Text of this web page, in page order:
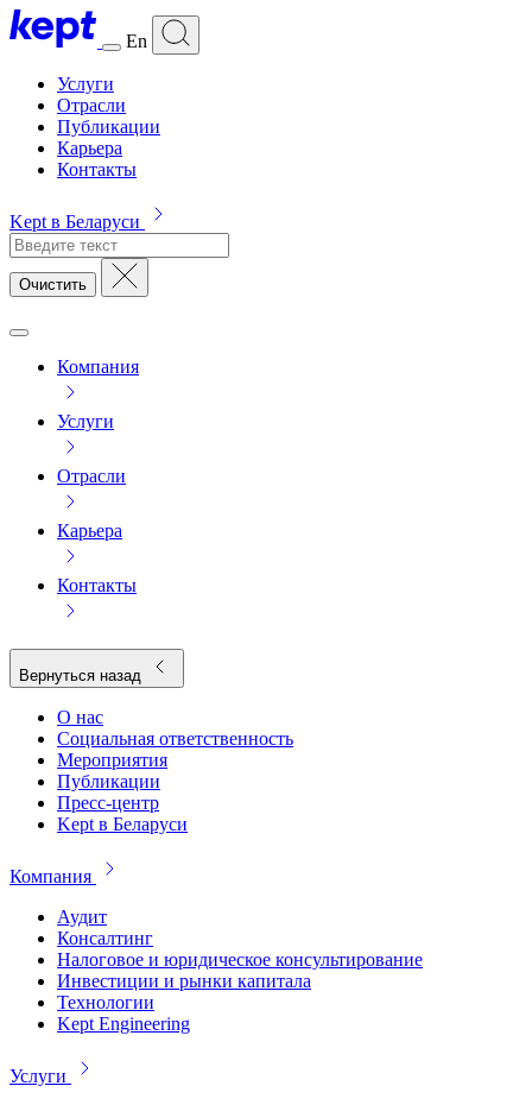
En
Услуги
Отрасли
Публикации
Карьера
Контакты
Kept в Беларуси
Очистить
Компания
Услуги
Отрасли
Карьера
Контакты
Вернуться назад
О нас
Социальная ответственность
Мероприятия
Публикации
Пресс-центр
Kept в Беларуси
Компания
Аудит
Консалтинг
Налоговое и юридическое консультирование
Инвестиции и рынки капитала
Технологии
Kept Engineering
Услуги